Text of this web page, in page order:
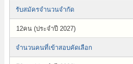
รับสมัครจำนวนจำกัด
12คน (ประจำปี 2027)
จำนวนคนที่เข้าสอบคัดเลือก